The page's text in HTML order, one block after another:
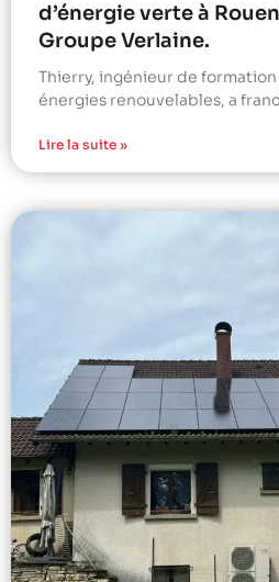
d’énergie verte à
Groupe Verlaine.
Thierry, ingénieur de
énergies renouvelables, a
Lire la suite »